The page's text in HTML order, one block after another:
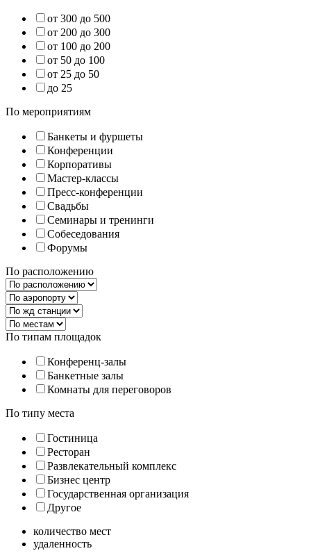
от 300 до 500
от 200 до 300
от 100 до 200
от 50 до 100
от 25 до 50
до 25
По мероприятиям
Банкеты и фуршеты
Конференции
Корпоративы
Мастер-классы
Пресс-конференции
Свадьбы
Семинары и тренинги
Собеседования
Форумы
По расположению
По типам площадок
Конференц-залы
Банкетные залы
Комнаты для переговоров
По типу места
Гостиница
Ресторан
Развлекательный комплекс
Бизнес центр
Государственная организация
Другое
количество мест
удаленность